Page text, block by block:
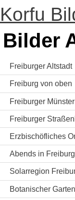
Korfu
Bilder
Freiburger Altstadt
Freiburg von oben
Freiburger Münster
Freiburger
Erzbischöfliches
Abends in Freiburg
Solarregion
Botanischer